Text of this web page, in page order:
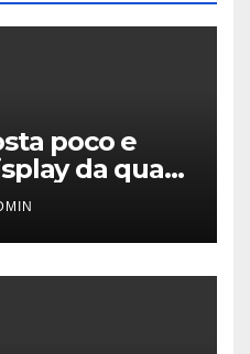
poco e
da quasi
enorme